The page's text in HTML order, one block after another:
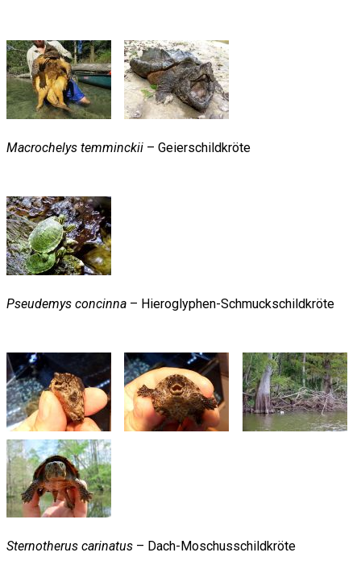
Macrochelys temminckii – Geierschildkröte
Pseudemys concinna – Hieroglyphen-Schmuckschildkröte
Sternotherus carinatus – Dach-Moschusschildkröte